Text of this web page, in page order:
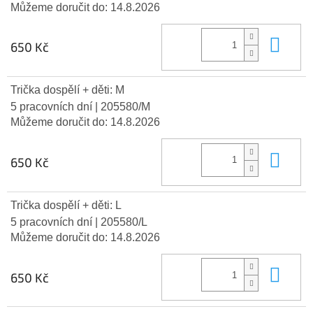
Můžeme doručit do: 14.8.2026
650 Kč
Trička dospělí + děti: M
5 pracovních dní
| 205580/M
Můžeme doručit do: 14.8.2026
650 Kč
Trička dospělí + děti: L
5 pracovních dní
| 205580/L
Můžeme doručit do: 14.8.2026
650 Kč